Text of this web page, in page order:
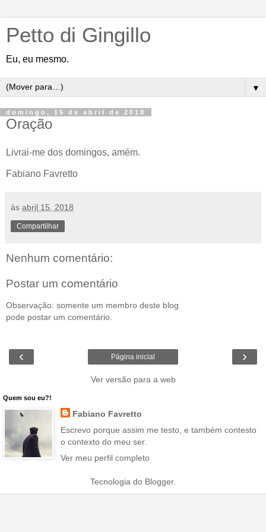
Petto di Gingillo
Eu, eu mesmo.
▼
domingo, 15 de abril de 2018
Oração
Livrai-me dos domingos, amém.
Fabiano Favretto
às abril 15, 2018
Compartilhar
Nenhum comentário:
Postar um comentário
Observação: somente um membro deste blog
pode postar um comentário.
‹ ›
Página inicial
Ver versão para a web
Quem sou eu?!
Fabiano Favretto
Escrevo porque assim me testo, e também contesto
o contexto do meu ser.
Ver meu perfil completo
Tecnologia do Blogger.